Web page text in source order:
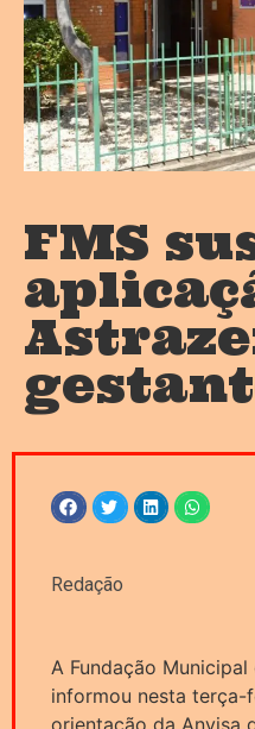
FMS
Redação
A Fundação Municipal
informou nesta terça-
orientação da Anvisa